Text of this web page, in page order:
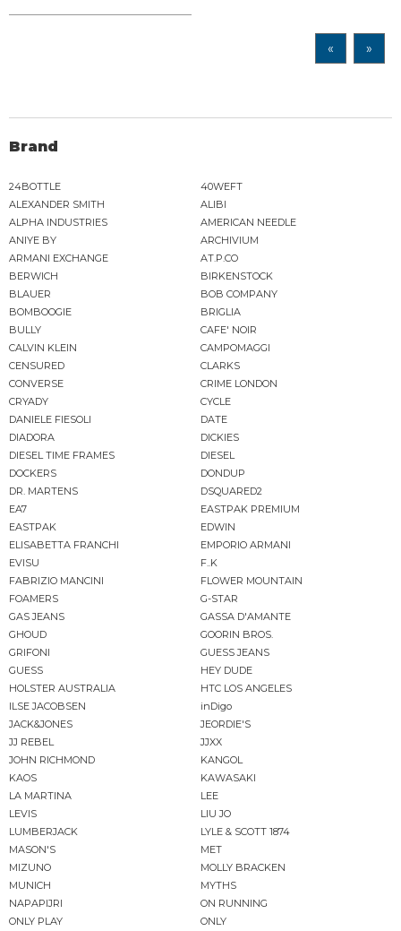
« »
Brand
24BOTTLE
40WEFT
ALEXANDER SMITH
ALIBI
ALPHA INDUSTRIES
AMERICAN NEEDLE
ANIYE BY
ARCHIVIUM
ARMANI EXCHANGE
AT.P.CO
BERWICH
BIRKENSTOCK
BLAUER
BOB COMPANY
BOMBOOGIE
BRIGLIA
BULLY
CAFE' NOIR
CALVIN KLEIN
CAMPOMAGGI
CENSURED
CLARKS
CONVERSE
CRIME LONDON
CRYADY
CYCLE
DANIELE FIESOLI
DATE
DIADORA
DICKIES
DIESEL TIME FRAMES
DIESEL
DOCKERS
DONDUP
DR. MARTENS
DSQUARED2
EA7
EASTPAK PREMIUM
EASTPAK
EDWIN
ELISABETTA FRANCHI
EMPORIO ARMANI
EVISU
F..K
FABRIZIO MANCINI
FLOWER MOUNTAIN
FOAMERS
G-STAR
GAS JEANS
GASSA D'AMANTE
GHOUD
GOORIN BROS.
GRIFONI
GUESS JEANS
GUESS
HEY DUDE
HOLSTER AUSTRALIA
HTC LOS ANGELES
ILSE JACOBSEN
inDigo
JACK&JONES
JEORDIE'S
JJ REBEL
JJXX
JOHN RICHMOND
KANGOL
KAOS
KAWASAKI
LA MARTINA
LEE
LEVIS
LIU JO
LUMBERJACK
LYLE & SCOTT 1874
MASON'S
MET
MIZUNO
MOLLY BRACKEN
MUNICH
MYTHS
NAPAPIJRI
ON RUNNING
ONLY PLAY
ONLY